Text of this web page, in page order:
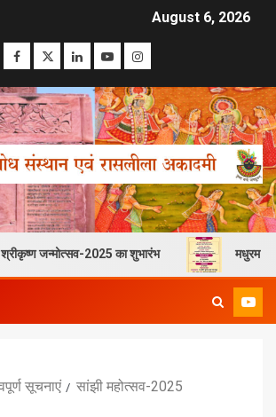
August 6, 2026
जन्मोत्सव-2025 का शुभारंभ मधुरम
सूचनाएं सांझी महोत्सव-2025